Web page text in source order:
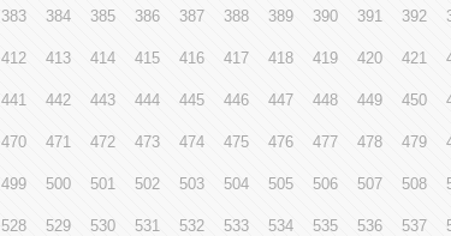
383 384 385 386 387 388 389 390 391 392
412 413 414 415 416 417 418 419 420 421
441 442 443 444 445 446 447 448 449 450
470 471 472 473 474 475 476 477 478 479
499 500 501 502 503 504 505 506 507 508
528 529 530 531 532 533 534 535 536 537